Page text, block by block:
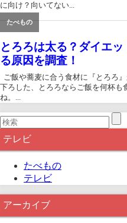
に向け？向いてない...
たべもの
とろろは太る？ダイエ
る原因を調査！
ご飯や蕎麦に合う食材に『とろろ
下ろした、とろろならご飯を何杯
ね。...
テレビ
たべもの
テレビ
アーカイブ